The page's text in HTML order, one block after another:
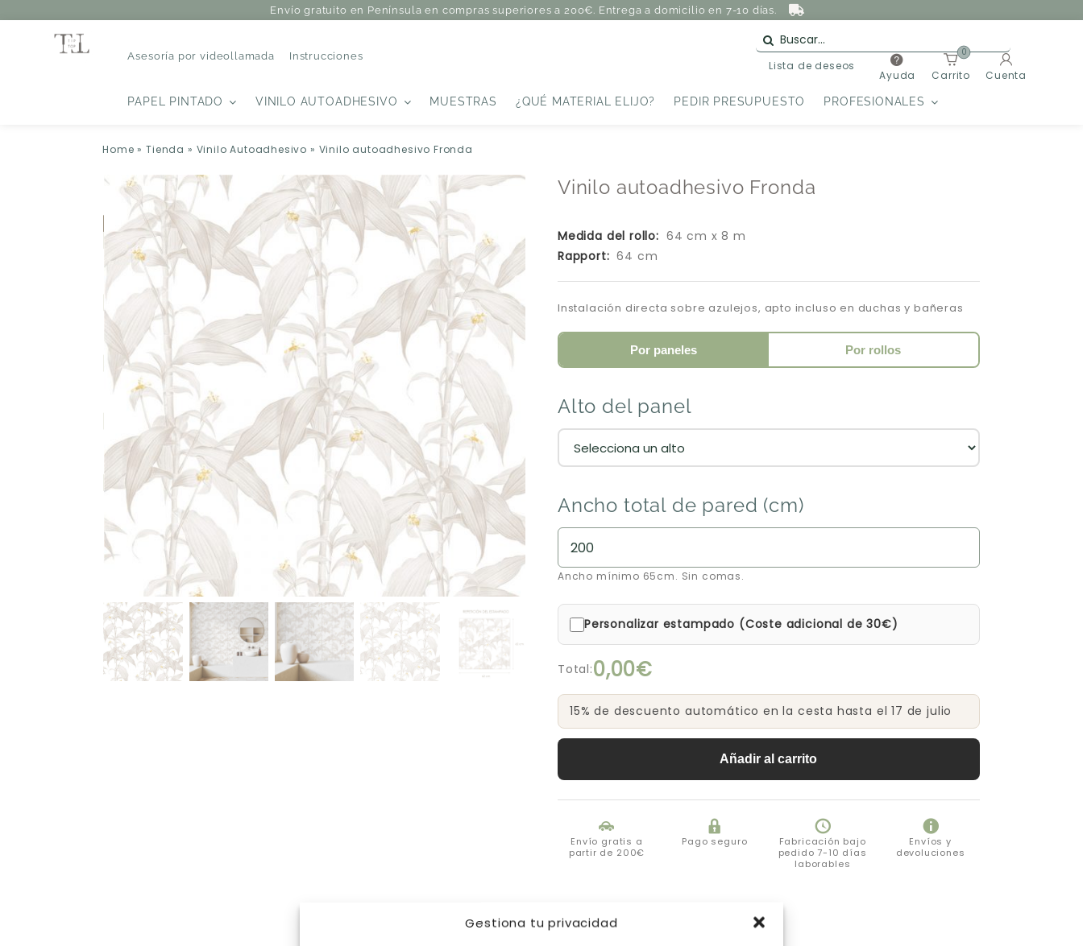
Gestiona tu privacidad
Envío gratuito en Península en compras superiores a 200€. Entrega a domicilio en 7-10 días.
Asesoría por videollamada Instrucciones
Lista de deseos
Ayuda Carrito
0
Cuenta
PAPEL PINTADO VINILO AUTOADHESIVO MUESTRAS ¿QUÉ MATERIAL ELIJO? PEDIR PRESUPUESTO PROFESIONALES
Home »Tienda » Vinilo Autoadhesivo » Vinilo autoadhesivo Fronda
Vinilo autoadhesivo Fronda
Medida del rollo: 64 cm x 8 m
Rapport: 64 cm
Instalación directa sobre azulejos, apto incluso en duchas y bañeras
Por paneles Por rollos
Alto del panel
Ancho total de pared (cm)
Ancho mínimo 65cm. Sin comas.
Personalizar estampado (Coste adicional de 30€)
Total:0,00€
15% de descuento automático en la cesta hasta el 17 de julio
Añadir al carrito
Envío gratis a
partir de 200€
Pago seguro
Fabricación bajo
pedido 7-10 días
laborables
Envíos y
devoluciones